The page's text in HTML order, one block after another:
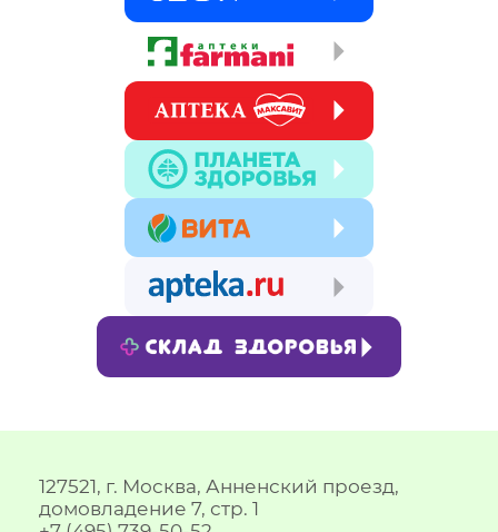
127521, г. Москва, Анненский проезд,
домовладение 7, стр. 1